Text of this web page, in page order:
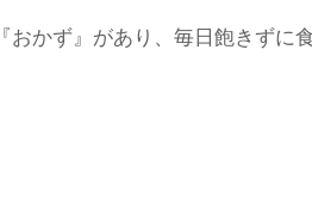
おかず』があり、毎日飽きずに